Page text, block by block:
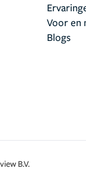
Voor en
Blogs
B.V.